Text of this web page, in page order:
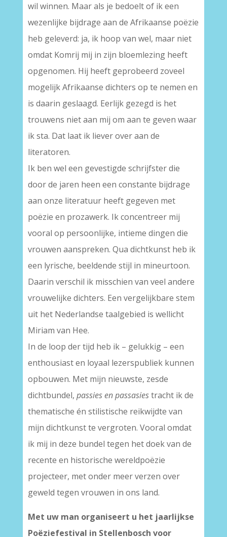
wil winnen. Maar als je bedoelt of ik een
wezenlijke bijdrage aan de Afrikaanse poëzie
heb geleverd: ja, ik hoop van wel, maar niet
omdat Komrij mij in zijn bloemlezing heeft
opgenomen. Hij heeft geprobeerd zoveel
mogelijk Afrikaanse dichters op te nemen en
is daarin geslaagd. Eerlijk gezegd is het
trouwens niet aan mij om aan te geven waar
ik sta. Dat laat ik liever over aan de
literatoren.
Ik ben wel een gevestigde schrijfster die
door de jaren heen een constante bijdrage
aan onze literatuur heeft gegeven met
poëzie en prozawerk. Ik concentreer mij
vooral op persoonlijke, intieme dingen die
vrouwen aanspreken. Qua dichtkunst heb ik
een lyrische, beeldende stijl in mineurtoon.
Daarin verschil ik misschien van veel andere
vrouwelijke dichters. Een vergelijkbare stem
uit het Nederlandse taalgebied is wellicht
Miriam van Hee.
In de loop der tijd heb ik – gelukkig – een
enthousiast en loyaal lezerspubliek kunnen
opbouwen. Met mijn nieuwste, zesde
dichtbundel, passies en passasiestracht ik de
thematische én stilistische reikwijdte van
mijn dichtkunst te vergroten. Vooral omdat
ik mij in deze bundel tegen het doek van de
recente en historische wereldpoëzie
projecteer, met onder meer verzen over
geweld tegen vrouwen in ons land.
Met uw man organiseert u het jaarlijkse
Poëziefestival in Stellenbosch voor